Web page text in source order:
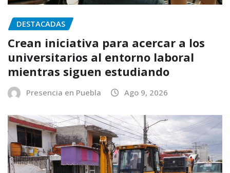
DESTACADAS
Crean iniciativa para acercar a los
universitarios al entorno laboral
mientras siguen estudiando
Presencia en Puebla Ago 9, 2026